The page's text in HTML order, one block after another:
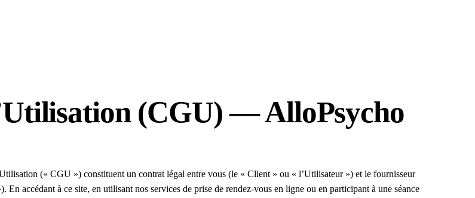
(CGU) — AlloPsycho
(« CGU ») constituent un contrat légal entre vous (le « Client » ou « l’Utilisateur ») et le fournisseur
accédant à ce site, en utilisant nos services de prise de rendez-vous en ligne ou en participant à une séance